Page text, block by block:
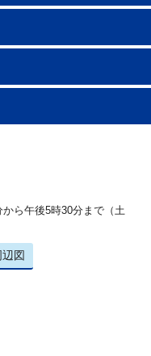
ら午後5時30分まで（土
図